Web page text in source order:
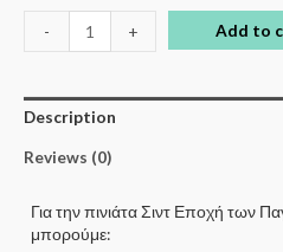
- + Add to
Description
Reviews (0)
Για την πινιάτα Σιντ Εποχή των
μπορούμε: